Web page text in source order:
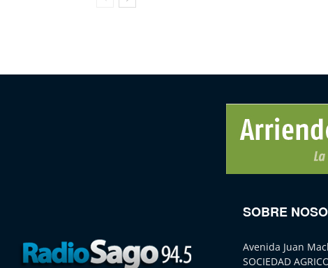
SOBRE
Avenida Juan
SOCIEDAD